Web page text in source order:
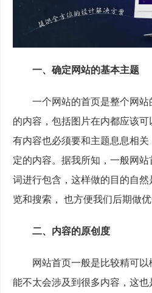
一、确定网站的基本主题
一个网站的首页是整个网站
的内容，包括图片在内都应该
有内容也必须要和主题息息相
定的内容。据我所知，一般网
词进行包含，这样做的目的自
览和搜索， 也方便我们后期做优
二、内容的原创度
网站首页一般是比较精可以
能不太会涉及到很多内容，这